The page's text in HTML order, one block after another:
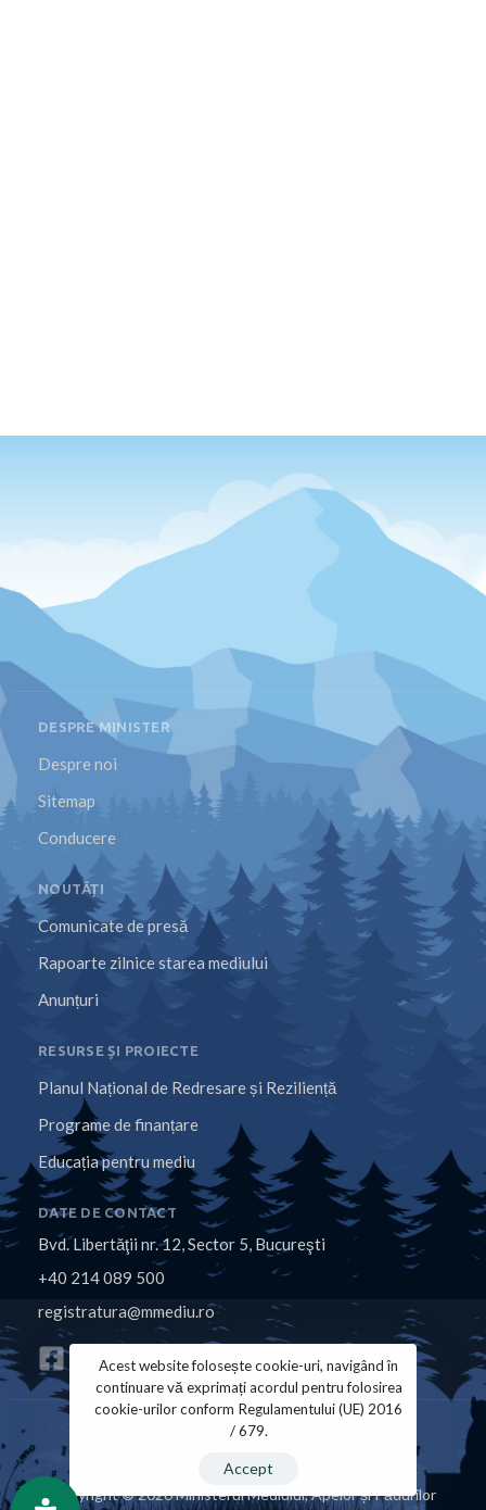
DESPRE MINISTER
Despre noi
Sitemap
Conducere
NOUTĂȚI
Comunicate de presă
Rapoarte zilnice starea mediului
Anunțuri
RESURSE ȘI PROIECTE
Planul Național de Redresare și Reziliență
Programe de finanțare
Educația pentru mediu
DATE DE CONTACT
Bvd. Libertăţii nr. 12, Sector 5, Bucureşti
+40 214 089 500
registratura@mmediu.ro
Copyright © 2026 Ministerul Mediului, Apelor și Pădurilor
Acest website folosește cookie-uri, navigând în
continuare vă exprimați acordul pentru folosirea
cookie-urilor conform Regulamentului (UE) 2016
/ 679.
Accept